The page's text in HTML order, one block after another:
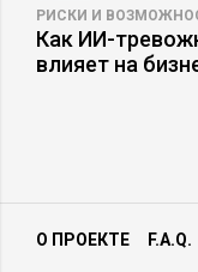
РИСКИ И
Как ИИ-
влияет на
О ПРОЕКТЕ F.A.Q.